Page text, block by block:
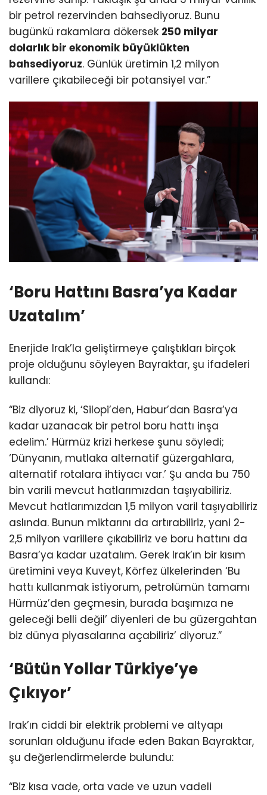
bir petrol rezervinden bahsediyoruz. Bunu
bugünkü rakamlara dökersek 250 milyar
dolarlık bir ekonomik büyüklükten
bahsediyoruz. Günlük üretimin 1,2 milyon
varillere çıkabileceği bir potansiyel var.”
‘Boru Hattını Basra’ya Kadar
Uzatalım’
Enerjide Irak’la geliştirmeye çalıştıkları birçok
proje olduğunu söyleyen Bayraktar, şu ifadeleri
kullandı:
“Biz diyoruz ki, ‘Silopi’den, Habur’dan Basra’ya
kadar uzanacak bir petrol boru hattı inşa
edelim.’ Hürmüz krizi herkese şunu söyledi;
‘Dünyanın, mutlaka alternatif güzergahlara,
alternatif rotalara ihtiyacı var.’ Şu anda bu 750
bin varili mevcut hatlarımızdan taşıyabiliriz.
Mevcut hatlarımızdan 1,5 milyon varil taşıyabiliriz
aslında. Bunun miktarını da artırabiliriz, yani 2-
2,5 milyon varillere çıkabiliriz ve boru hattını da
Basra’ya kadar uzatalım. Gerek Irak’ın bir kısım
üretimini veya Kuveyt, Körfez ülkelerinden ‘Bu
hattı kullanmak istiyorum, petrolümün tamamı
Hürmüz’den geçmesin, burada başımıza ne
geleceği belli değil’ diyenleri de bu güzergahtan
biz dünya piyasalarına açabiliriz’ diyoruz.”
‘Bütün Yollar Türkiye’ye
Çıkıyor’
Irak’ın ciddi bir elektrik problemi ve altyapı
sorunları olduğunu ifade eden Bakan Bayraktar,
şu değerlendirmelerde bulundu:
“Biz kısa vade, orta vade ve uzun vadeli